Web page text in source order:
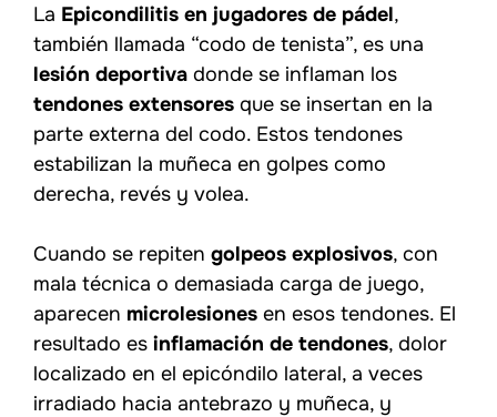
La Epicondilitis en jugadores de pádel,
también llamada “codo de tenista”, es una
lesión deportiva donde se inflaman los
tendones extensores que se insertan en la
parte externa del codo. Estos tendones
estabilizan la muñeca en golpes como
derecha, revés y volea.
Cuando se repiten golpeos explosivos, con
mala técnica o demasiada carga de juego,
aparecen microlesiones en esos tendones. El
resultado es inflamación de tendones, dolor
localizado en el epicóndilo lateral, a veces
irradiado hacia antebrazo y muñeca, y